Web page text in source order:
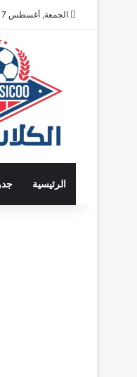
الجمعة, أغسطس 7 2026
الرئيسية